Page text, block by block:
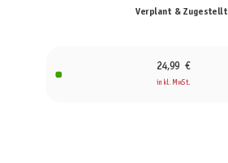
Verplant & Zugestellt
24,99 €
inkl. MwSt.